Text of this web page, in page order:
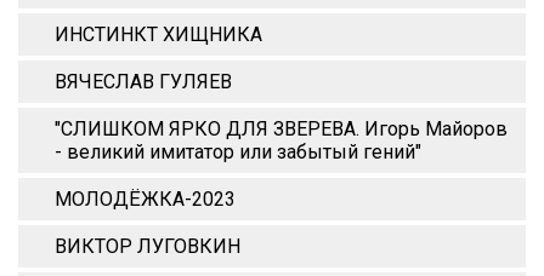
ИНСТИНКТ ХИЩНИКА
ВЯЧЕСЛАВ ГУЛЯЕВ
"СЛИШКОМ ЯРКО ДЛЯ ЗВЕРЕВА. Игорь Майоров
- великий имитатор или забытый гений"
МОЛОДЁЖКА-2023
ВИКТОР ЛУГОВКИН